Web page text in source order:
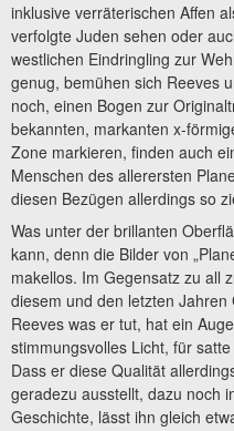
inklusive verräterischen Affen
verfolgte Juden sehen oder
westlichen Eindringling zur
genug, bemühen sich Reeves
noch, einen Bogen zur
bekannten, markanten x-
Zone markieren, finden auch
Menschen des allerersten
diesen Bezügen allerdings so
Was unter der brillanten
kann, denn die Bilder von
makellos. Im Gegensatz zu all
diesem und den letzten
Reeves was er tut, hat ein
stimmungsvolles Licht, für
Dass er diese Qualität
geradezu ausstellt, dazu noch
Geschichte, lässt ihn gleich